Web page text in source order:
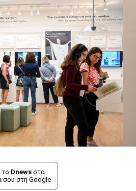
Dnews στα
σου στη Google